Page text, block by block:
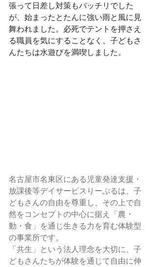
張って日差し対策もバッチリでした
が、始まったとたんに強い雨と風に見
舞われました。必死でテントを押さえ
る職員を気にすることなく、子どもさ
んたちは水遊びを満喫しました。
名古屋市名東区にある児童発達支援・
放課後等デイサービスりーぶるは、子
どもさんの自由を尊重し、その上で自
然をコンセプトの中心に据え「農・
動・食」を通じ生きる力を育む体験型
の事業所です。
「共生」という法人理念を大切に、子
どもさんたちが体験を通じて自由に伸